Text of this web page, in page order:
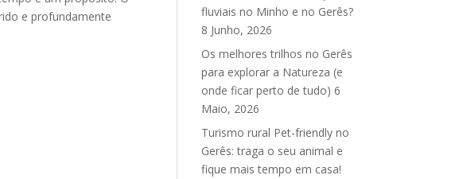
e profundamente
fluviais no Minho e no Gerês?
8 Junho, 2026
Os melhores trilhos no Gerês
para explorar a Natureza (e
onde ficar perto de tudo) 6
Maio, 2026
Turismo rural Pet-friendly no
Gerês: traga o seu animal e
fique mais tempo em casa!